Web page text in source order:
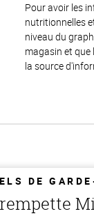
Pour avoir les
nutritionnelles
niveau du
magasin et que
la source
DE